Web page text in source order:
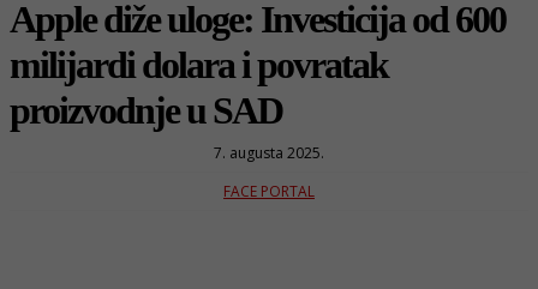
Apple diže uloge: Investicija od 600
milijardi dolara i povratak
proizvodnje u SAD
7. augusta 2025.
FACE PORTAL